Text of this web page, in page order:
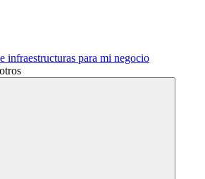
infraestructuras para mi negocio